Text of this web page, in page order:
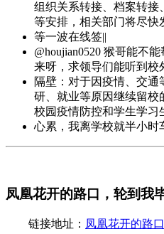
组织关系转接、档案转接
等安排，相关部门将尽快
等一波在线签||
@houjian0520 猴哥能不
来呀，求领导们能听到校
隔壁：对于因疫情、交
研、就业等原因继续留校
校园疫情防控和学生学习
心累，我离学校就半小时
凤凰花开的路口，轮到我
链接地址： 凤凰花开的路